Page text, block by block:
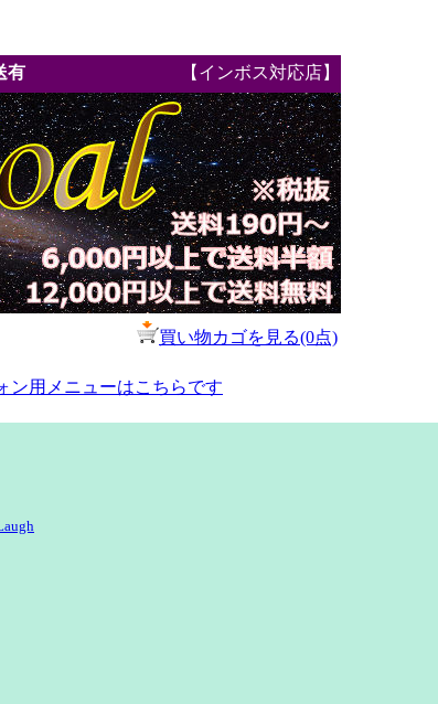
有 【インボス対応店】
買い物カゴを見る(0点)
ン用メニューはこちらです